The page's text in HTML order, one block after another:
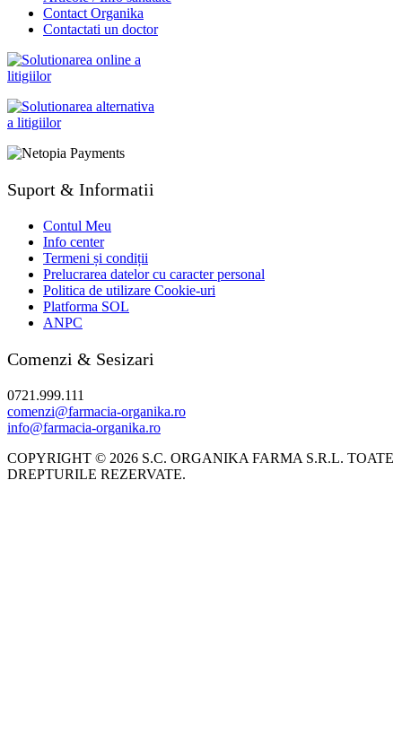
Contact Organika
Contactati un doctor
Suport & Informatii
Contul Meu
Info center
Termeni și condiții
Prelucrarea datelor cu caracter personal
Politica de utilizare Cookie-uri
Platforma SOL
ANPC
Comenzi & Sesizari
0721.999.111
comenzi@farmacia-organika.ro
info@farmacia-organika.ro
COPYRIGHT © 2026 S.C. ORGANIKA FARMA S.R.L. TOATE
DREPTURILE REZERVATE.